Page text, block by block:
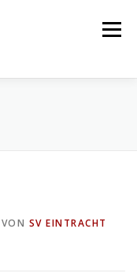
Menü
VON SV EINTRACHT